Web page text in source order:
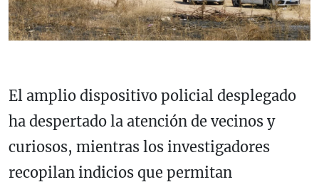
El amplio dispositivo policial desplegado
ha despertado la atención de vecinos y
curiosos, mientras los investigadores
recopilan indicios que permitan